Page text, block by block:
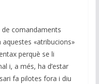
comandaments
«atribucions»
perquè se li
i, a més, ha d’estar
fa pilotes fora i diu